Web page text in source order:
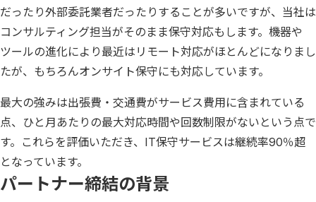
だったり外部委託業者だったりすることが多いですが、当社は
コンサルティング担当がそのまま保守対応もします。機器や
ツールの進化により最近はリモート対応がほとんどになりまし
たが、もちろんオンサイト保守にも対応しています。
最大の強みは出張費・交通費がサービス費用に含まれている
点、ひと月あたりの最大対応時間や回数制限がないという点で
す。これらを評価いただき、IT保守サービスは継続率90％超
となっています。
パートナー締結の背景